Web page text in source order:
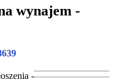
wynajem -